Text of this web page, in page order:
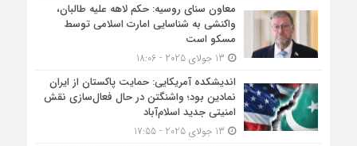
معاون سنای روسیه: حکم لاهه علیه طالبان،
واکنشی به شناسایی امارت اسلامی توسط
مسکو است
اندیشکده آمریکایی: حمایت پاکستان از ایران
نمادین بود؛ واشنگتن در حال فعال‌سازی نقش
امنیتی جدید اسلام‌آباد